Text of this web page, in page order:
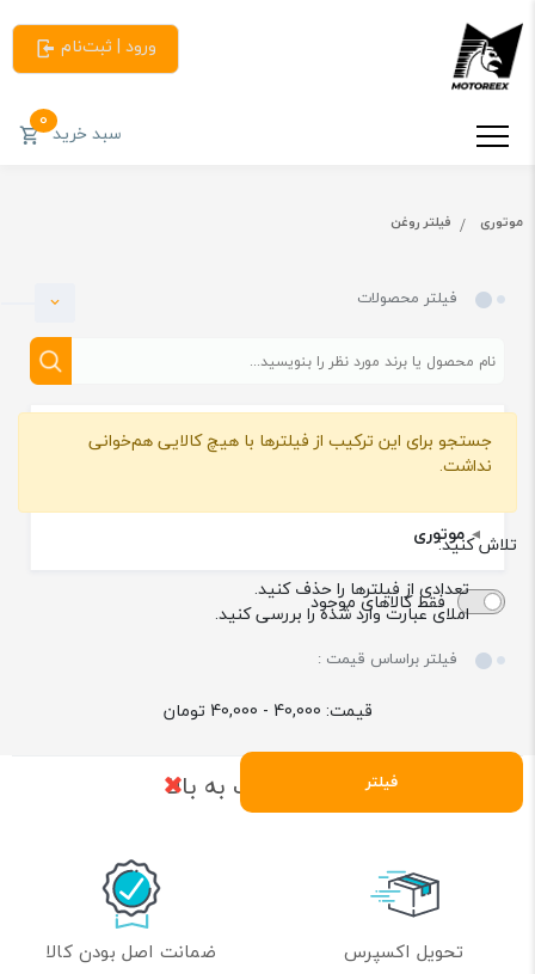
ورود | ثبت‌نام
سبد خرید0
موتوری فیلتر روغن
فیلتر محصولات
دسته بندی
موتوری
فقط کالاهای موجود
فیلتر براساس قیمت :
قیمت: 40,000 - 40,000 تومان
فیلتر
جستجو برای این ترکیب از فیلترها با هیچ کالایی هم‌خوانی
نداشت.
تلاش کنید:
تعدادی از فیلترها را حذف کنید.
املای عبارت وارد شده را بررسی کنید.
بازگشت به بالا
تحویل اکسپرس ضمانت اصل بودن کالا